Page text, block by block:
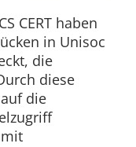
CERT haben
in Unisoc
die
diese
die